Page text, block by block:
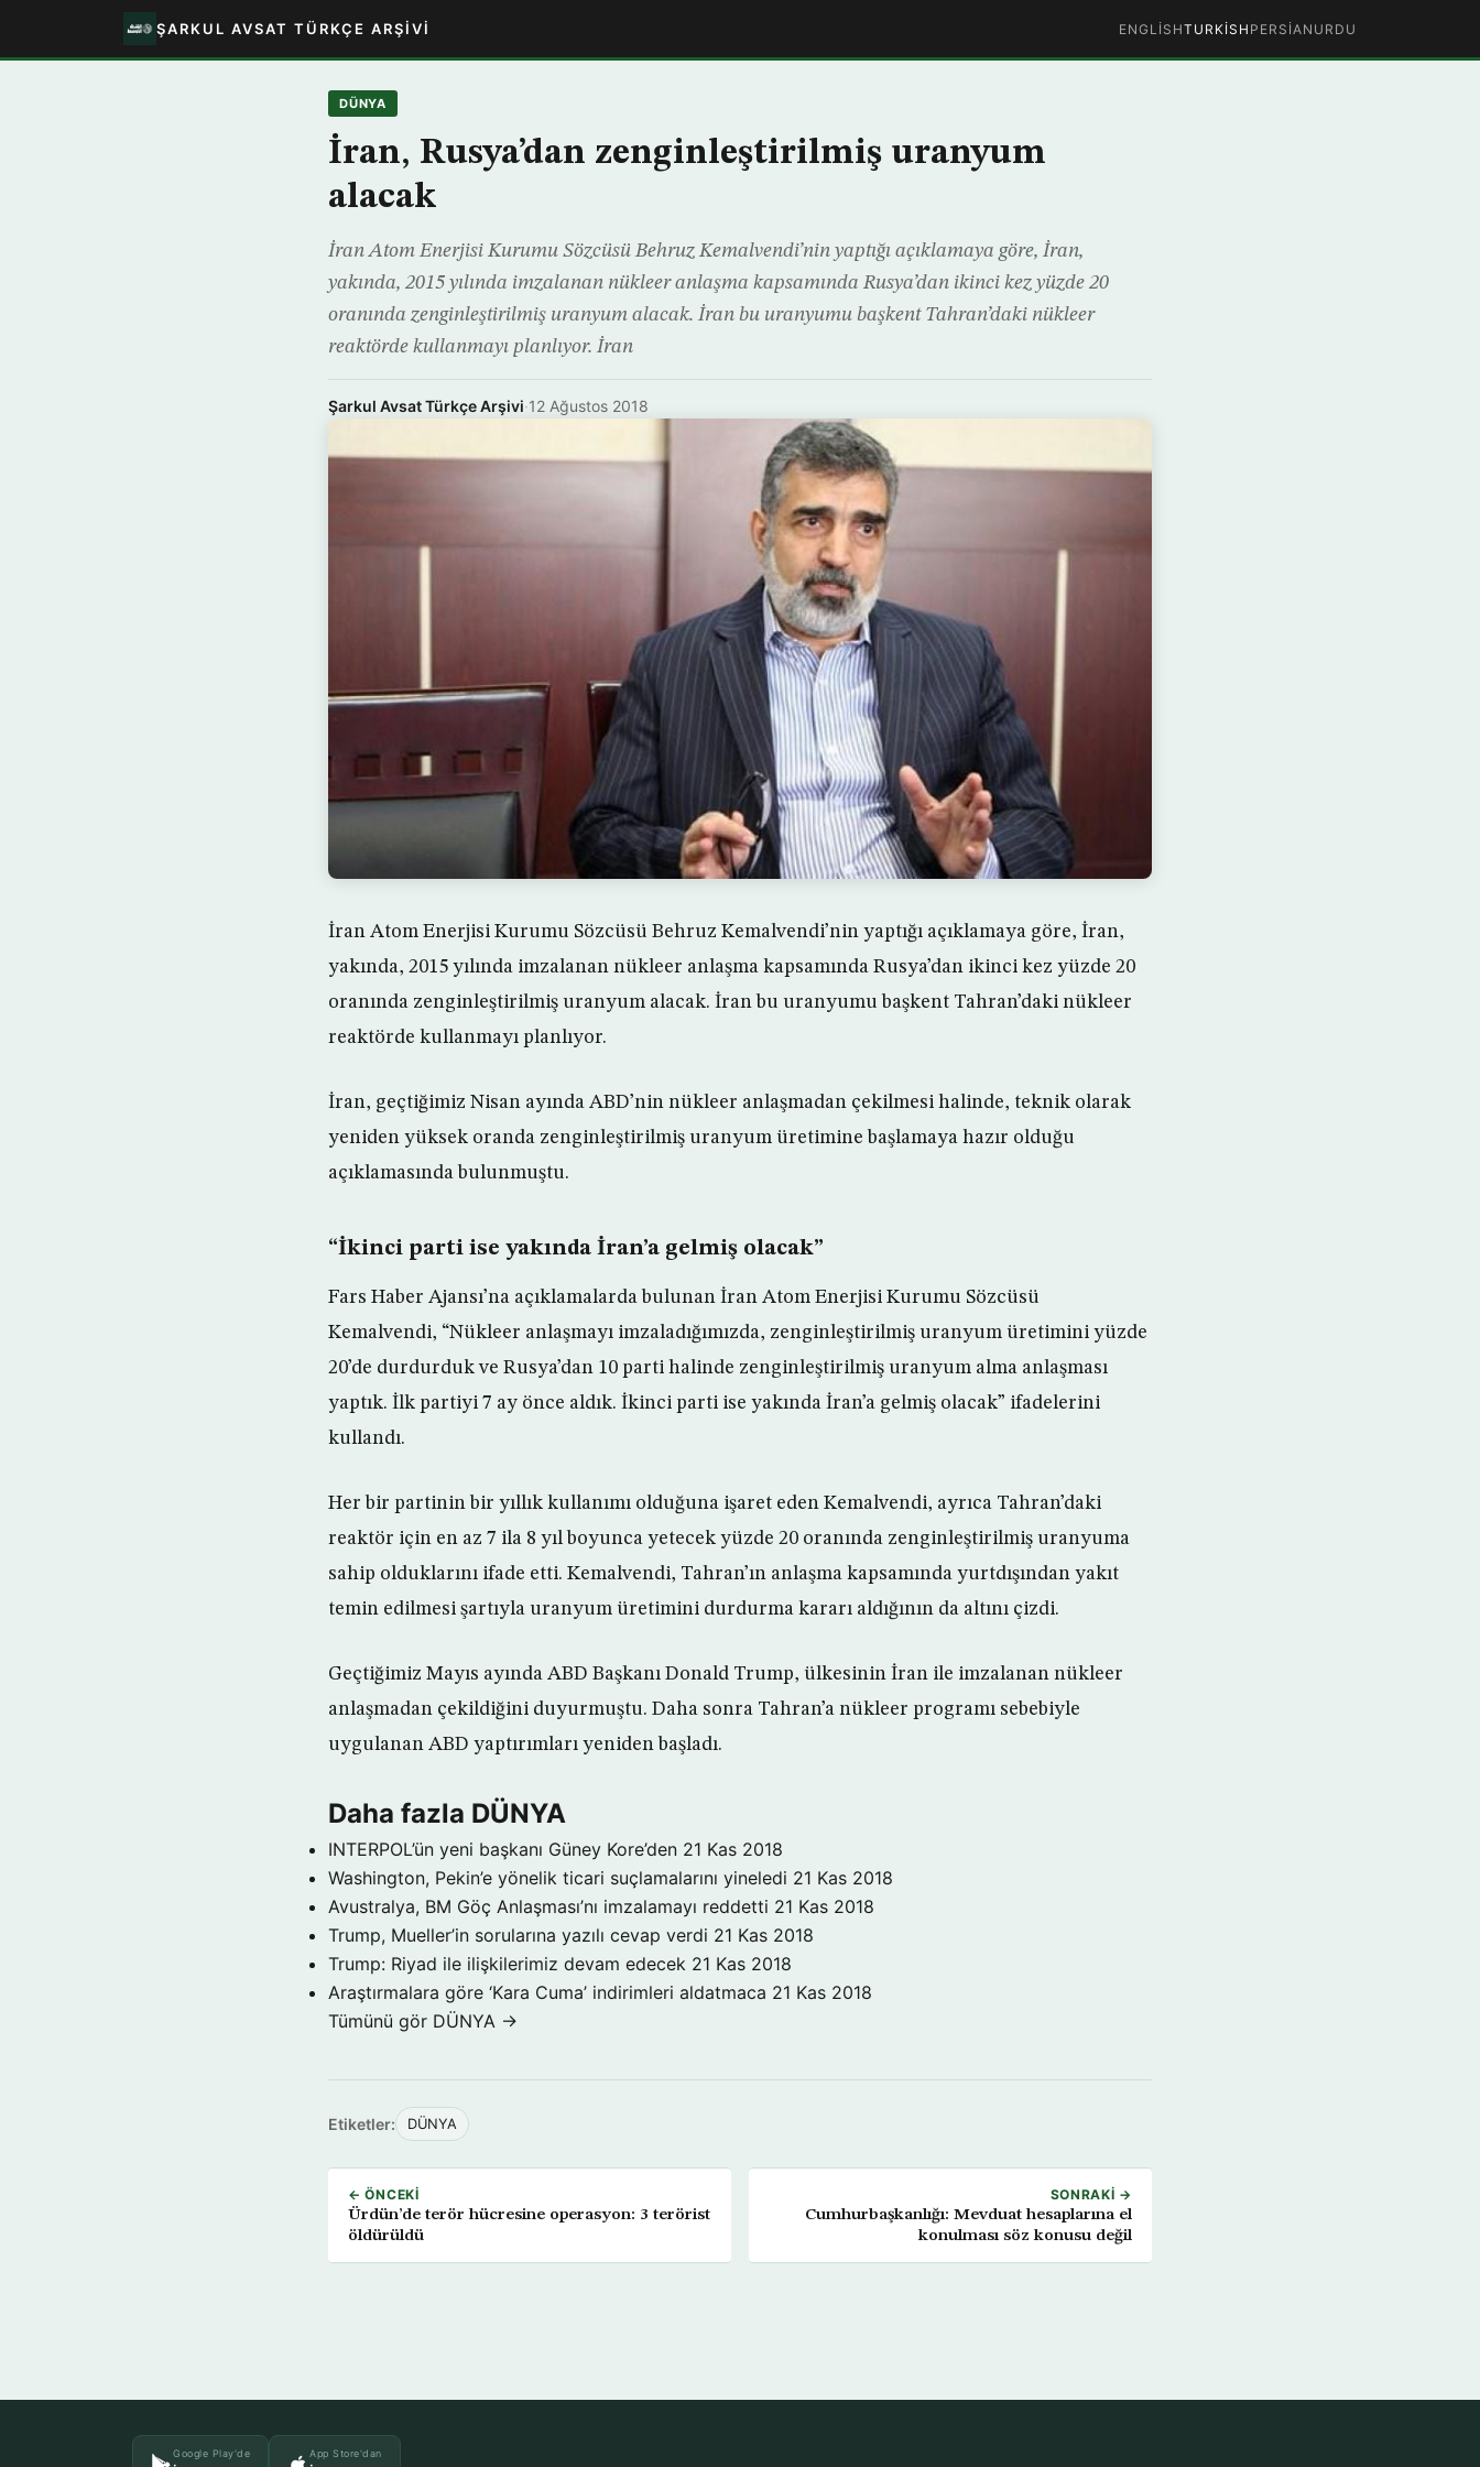
ŞARKUL AVSAT TÜRKÇE ARŞIVI ENGLISHTURKISH PERSIAN URDU
DÜNYA
İran, Rusya’dan zenginleştirilmiş uranyum
alacak
İran Atom Enerjisi Kurumu Sözcüsü Behruz Kemalvendi’nin yaptığı açıklamaya göre, İran,
yakında, 2015 yılında imzalanan nükleer anlaşma kapsamında Rusya’dan ikinci kez yüzde 20
oranında zenginleştirilmiş uranyum alacak. İran bu uranyumu başkent Tahran’daki nükleer
reaktörde kullanmayı planlıyor. İran
Şarkul Avsat Türkçe Arşivi·12 Ağustos 2018
İran Atom Enerjisi Kurumu Sözcüsü Behruz Kemalvendi’nin yaptığı açıklamaya göre, İran,
yakında, 2015 yılında imzalanan nükleer anlaşma kapsamında Rusya’dan ikinci kez yüzde 20
oranında zenginleştirilmiş uranyum alacak. İran bu uranyumu başkent Tahran’daki nükleer
reaktörde kullanmayı planlıyor.
İran, geçtiğimiz Nisan ayında ABD’nin nükleer anlaşmadan çekilmesi halinde, teknik olarak
yeniden yüksek oranda zenginleştirilmiş uranyum üretimine başlamaya hazır olduğu
açıklamasında bulunmuştu.
“İkinci parti ise yakında İran’a gelmiş olacak”
Fars Haber Ajansı’na açıklamalarda bulunan İran Atom Enerjisi Kurumu Sözcüsü
Kemalvendi, “Nükleer anlaşmayı imzaladığımızda, zenginleştirilmiş uranyum üretimini yüzde
20’de durdurduk ve Rusya’dan 10 parti halinde zenginleştirilmiş uranyum alma anlaşması
yaptık. İlk partiyi 7 ay önce aldık. İkinci parti ise yakında İran’a gelmiş olacak” ifadelerini
kullandı.
Her bir partinin bir yıllık kullanımı olduğuna işaret eden Kemalvendi, ayrıca Tahran’daki
reaktör için en az 7 ila 8 yıl boyunca yetecek yüzde 20 oranında zenginleştirilmiş uranyuma
sahip olduklarını ifade etti. Kemalvendi, Tahran’ın anlaşma kapsamında yurtdışından yakıt
temin edilmesi şartıyla uranyum üretimini durdurma kararı aldığının da altını çizdi.
Geçtiğimiz Mayıs ayında ABD Başkanı Donald Trump, ülkesinin İran ile imzalanan nükleer
anlaşmadan çekildiğini duyurmuştu. Daha sonra Tahran’a nükleer programı sebebiyle
uygulanan ABD yaptırımları yeniden başladı.
Daha fazla DÜNYA
INTERPOL’ün yeni başkanı Güney Kore’den 21 Kas 2018
Washington, Pekin’e yönelik ticari suçlamalarını yineledi 21 Kas 2018
Avustralya, BM Göç Anlaşması’nı imzalamayı reddetti 21 Kas 2018
Trump, Mueller’in sorularına yazılı cevap verdi 21 Kas 2018
Trump: Riyad ile ilişkilerimiz devam edecek 21 Kas 2018
Araştırmalara göre ‘Kara Cuma’ indirimleri aldatmaca 21 Kas 2018
Tümünü gör DÜNYA →
Etiketler: DÜNYA
← ÖNCEKI
Ürdün’de terör hücresine operasyon: 3 terörist
öldürüldü
SONRAKI →
Cumhurbaşkanlığı: Mevduat hesaplarına el
konulması söz konusu değil
Google Play'de App Store'dan